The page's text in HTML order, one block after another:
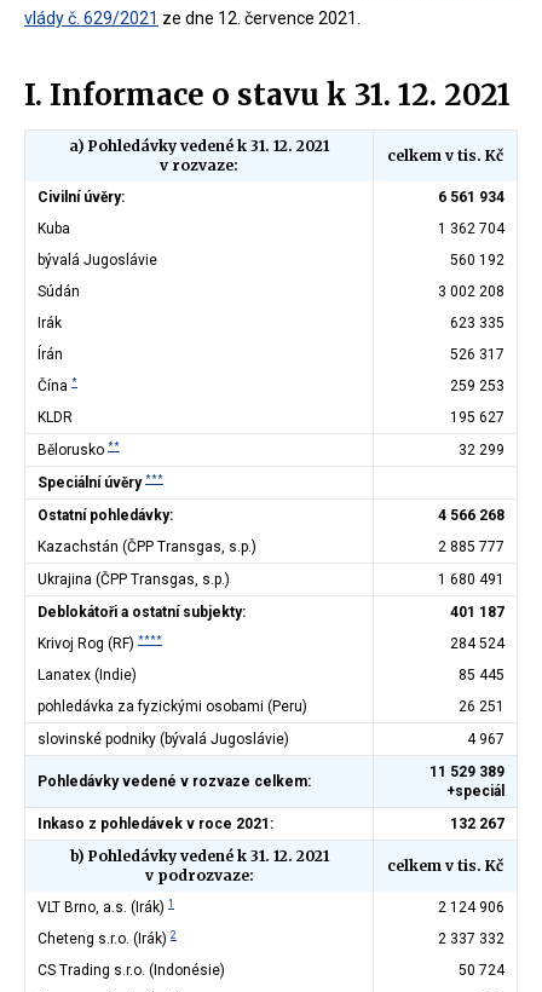
vlády č. 629/2021 ze dne 12. července 2021.
I. Informace o stavu k 31. 12. 2021
a) Pohledávky vedené k 31. 12. 2021
v rozvaze:
celkem v tis. Kč
Civilní úvěry:
6 561 934
Kuba
1 362 704
bývalá Jugoslávie
560 192
Súdán
3 002 208
Irák
623 335
Írán
526 317
Čína *
259 253
KLDR
195 627
Bělorusko **
32 299
Speciální úvěry ***
Ostatní pohledávky:
4 566 268
Kazachstán (ČPP Transgas, s.p.)
2 885 777
Ukrajina (ČPP Transgas, s.p.)
1 680 491
Deblokátoři a ostatní subjekty:
401 187
Krivoj Rog (RF) ****
284 524
Lanatex (Indie)
85 445
pohledávka za fyzickými osobami (Peru)
26 251
slovinské podniky (bývalá Jugoslávie)
4 967
Pohledávky vedené v rozvaze celkem:
11 529 389
+speciál
Inkaso z pohledávek v roce 2021:
132 267
b) Pohledávky vedené k 31. 12. 2021
v podrozvaze:
celkem v tis. Kč
VLT Brno, a.s. (Irák) 1
2 124 906
Cheteng s.r.o. (Irák) 2
2 337 332
CS Trading s.r.o. (Indonésie)
50 724